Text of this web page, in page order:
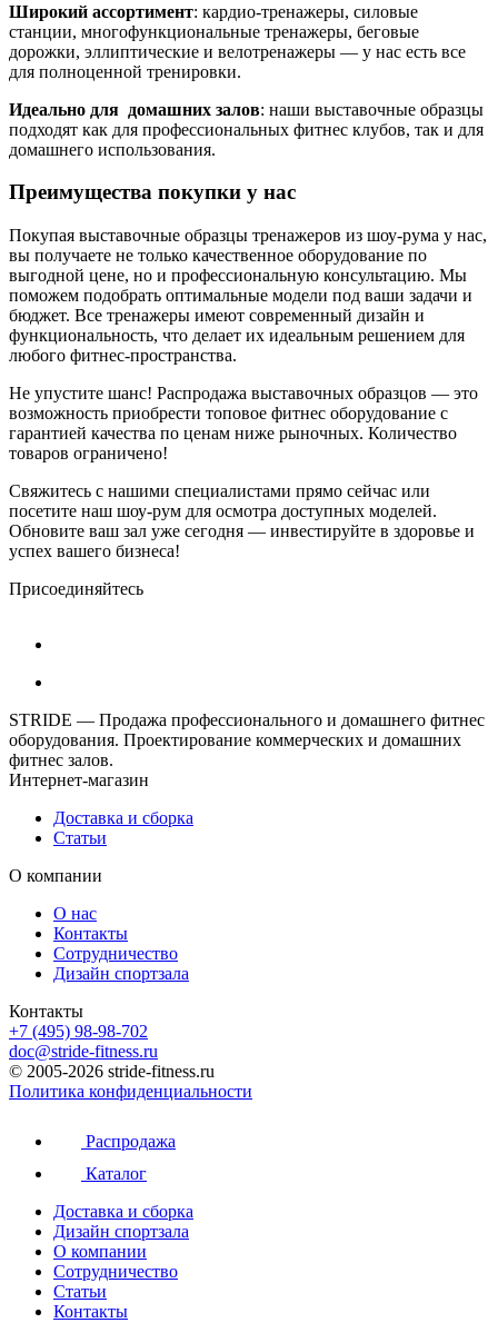
Широкий ассортимент: кардио-тренажеры, силовые
станции, многофункциональные тренажеры, беговые
дорожки, эллиптические и велотренажеры — у нас есть все
для полноценной тренировки.
Идеально для домашних залов: наши выставочные образцы
подходят как для профессиональных фитнес клубов, так и для
домашнего использования.
Преимущества покупки у нас
Покупая выставочные образцы тренажеров из шоу-рума у нас,
вы получаете не только качественное оборудование по
выгодной цене, но и профессиональную консультацию. Мы
поможем подобрать оптимальные модели под ваши задачи и
бюджет. Все тренажеры имеют современный дизайн и
функциональность, что делает их идеальным решением для
любого фитнес-пространства.
Не упустите шанс! Распродажа выставочных образцов — это
возможность приобрести топовое фитнес оборудование с
гарантией качества по ценам ниже рыночных. Количество
товаров ограничено!
Свяжитесь с нашими специалистами прямо сейчас или
посетите наш шоу-рум для осмотра доступных моделей.
Обновите ваш зал уже сегодня — инвестируйте в здоровье и
успех вашего бизнеса!
Присоединяйтесь
STRIDE — Продажа профессионального и домашнего фитнес
оборудования. Проектирование коммерческих и домашних
фитнес залов.
Интернет-магазин
Доставка и сборка
Статьи
О компании
О нас
Контакты
Сотрудничество
Дизайн спортзала
Контакты
+7 (495) 98-98-702
doc@stride-fitness.ru
© 2005-2026 stride-fitness.ru
Политика конфиденциальности
Распродажа
Каталог
Доставка и сборка
Дизайн спортзала
О компании
Сотрудничество
Статьи
Контакты